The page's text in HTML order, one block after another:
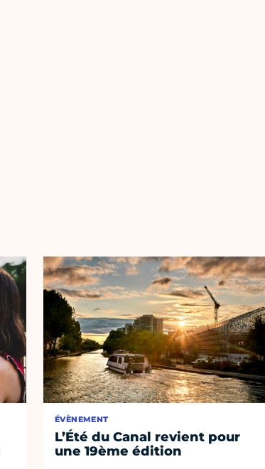
ÉVÈNEMENT
L’Été du Canal revient pour
une 19ème édition